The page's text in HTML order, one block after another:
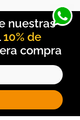
10% de